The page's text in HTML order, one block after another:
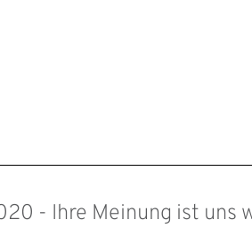
- Ihre Meinung ist uns